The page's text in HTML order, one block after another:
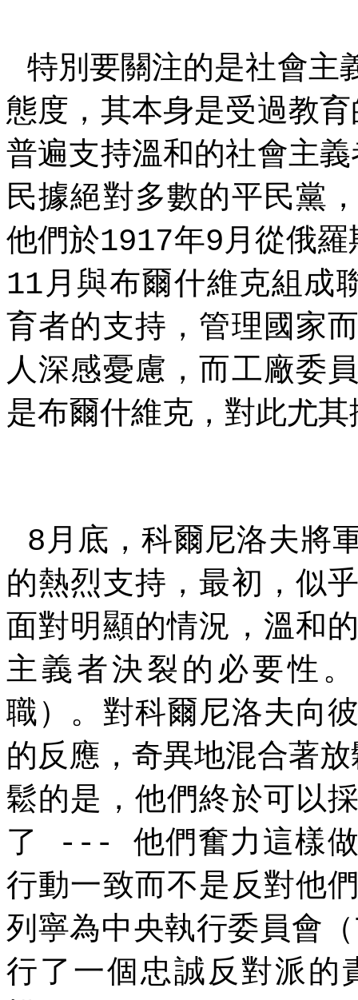
特別要關注的是社會主
態度，其本身是受過教
普遍支持溫和的社會主
民據絕對多數的平民黨
他們於1917年9 月從俄
11 月與布爾什維克組成
育者的支持，管理國家
人深感憂慮，而工廠委
是布爾什維克，對此尤其
8 月底，科爾尼洛夫將
的熱烈支持，最初，似
面對明顯的情況，溫和
主義者決裂的必要性
職）。對科爾尼洛夫向
的反應，奇異地混合著
鬆的是，他們終於可以
了
--- 他們奮力這樣
行動一致而不是反對他
列寧為中央執行委員會（
行了一個忠誠反對派的